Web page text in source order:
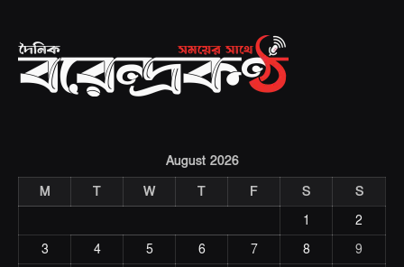
August 2026
M
T W T F S
S
1
2
3
4 5 6 7 8
9